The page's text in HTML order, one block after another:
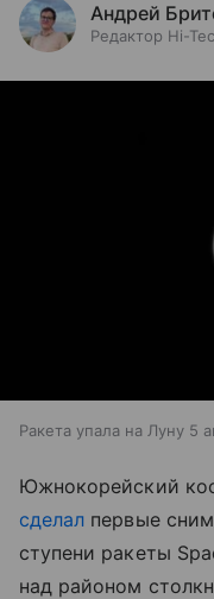
Андрей
Редактор Hi-
Ракета упала на Луну 5
Южнокорейский
сделал первые
ступени ракеты
над районом